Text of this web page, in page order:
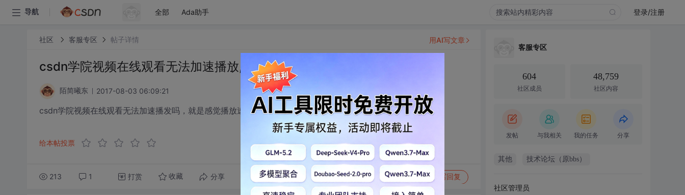
导航 全部 Ada助手 登录/注册
社区 客服专区 帖子详情
csdn学院视频在线观看无法加速播放,也无法下载
陌简曦东 2017-08-03 06:09:21
csdn学院视频在线观看无法加速播发吗，就是感觉播放速度慢以1.5倍或2倍速度播放
给本帖投票
213 1 打赏 收藏 分享 转发到动态 举报 写回复
用AI写文章
客服专区
604
社区成员
48,759
社区内容
发帖 与我相关 我的任务 分享
其他 技术论坛（原bbs）
社区管理员